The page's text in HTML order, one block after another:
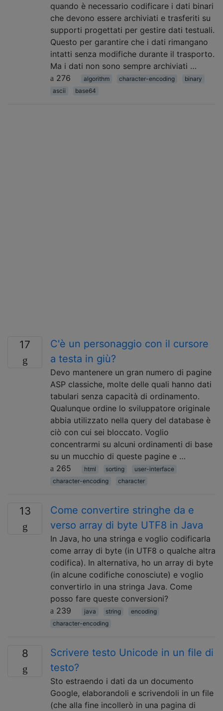
quando è necessario codificare i dati binari
che devono essere archiviati e trasferiti su
supporti progettati per gestire dati testuali.
Questo per garantire che i dati rimangano
intatti senza modifiche durante il trasporto.
Ma i dati non sono sempre archiviati …
276
algorithm character-encoding
binary
ascii
base64
17
C'è un personaggio con il cursore
a testa in giù?
Devo mantenere un gran numero di pagine
ASP classiche, molte delle quali hanno dati
tabulari senza capacità di ordinamento.
Qualunque ordine lo sviluppatore originale
abbia utilizzato nella query del database è
ciò con cui sei bloccato. Voglio
concentrarmi su alcuni ordinamenti di base
su un mucchio di queste pagine e …
265
html sorting
user-interface
character-encoding
character
13
Come convertire stringhe da e
verso array di byte UTF8 in Java
In Java, ho una stringa e voglio codificarla
come array di byte (in UTF8 o qualche altra
codifica). In alternativa, ho un array di byte
(in alcune codifiche conosciute) e voglio
convertirlo in una stringa Java. Come
posso fare queste conversioni?
239
java string
encoding
character-encoding
8
Scrivere testo Unicode in un file di
testo?
Sto estraendo i dati da un documento
Google, elaborandoli e scrivendoli in un file
(che alla fine incollerò in una pagina di